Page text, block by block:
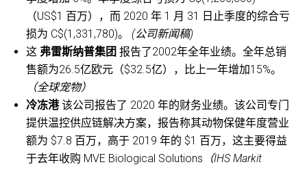
（US$1 百万），而 2020 年 1 月 31 日止季度的综合亏
损为 C$(1,331,780)。 (公司新闻稿)
这 弗雷斯纳普集团 报告了2002年全年业绩。全年总销
售额为26.5亿欧元（$32.5亿），比上一年增加15%。
（全球宠物）
冷冻港该公司报告了 2020 年的财务业绩。该公司专门
提供温控供应链解决方案，报告称其动物保健年度营业
额为 $7.8 百万，高于 2019 年的 $1 百万，这主要得益
于去年收购 MVE Biological Solutions （IHS Markit